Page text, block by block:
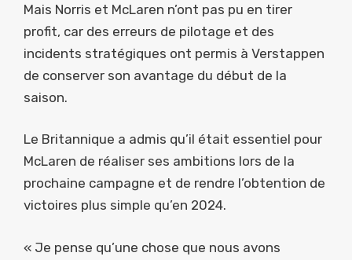
Mais Norris et McLaren n’ont pas pu en tirer
profit, car des erreurs de pilotage et des
incidents stratégiques ont permis à Verstappen
de conserver son avantage du début de la
saison.
Le Britannique a admis qu’il était essentiel pour
McLaren de réaliser ses ambitions lors de la
prochaine campagne et de rendre l’obtention de
victoires plus simple qu’en 2024.
« Je pense qu’une chose que nous avons